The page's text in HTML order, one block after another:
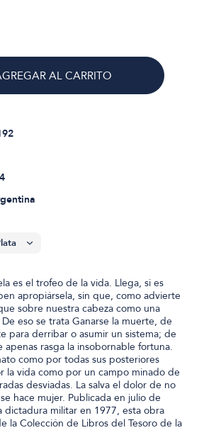
AL CARRITO
es el trofeo de la vida. Llega, si es
apropiársela, sin que, como advierte
sobre nuestra cabeza como una
eso se trata Ganarse la muerte, de
para derribar o asumir un sistema; de
rasga la insobornable fortuna.
como por todas sus posteriores
la vida como por un campo minado de
desviadas. La salva el dolor de no
hace mujer. Publicada en julio de
militar en 1977, esta obra
la Colección de Libros del Tesoro de la